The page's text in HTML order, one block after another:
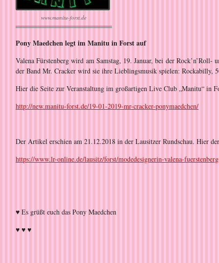
www.manitu-forst.de
Pony Maedchen legt im Manitu in Forst auf
Valena Fürstenberg wird am Samstag, 19. Januar, bei der
der Band Mr. Cracker wird sie ihre Lieblingsmusik spielen: Rockabilly,
Hier die Seite zur Veranstaltung im großartigen Live Club „Manitu“ in
http://new.manitu-forst.de/19-01-2019-mr-cracker-ponymaedchen/
Der Artikel erschien am 21.12.2018 in der Lausitzer Rundschau. Hier
https://www.lr-online.de/lausitz/forst/modedesignerin-valena-
♥ Es grüßt euch das Pony Maedchen
♥ ♥ ♥